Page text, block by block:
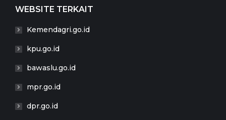
WEBSITE TERKAIT
Kemendagri.go.id
kpu.go.id
bawaslu.go.id
mpr.go.id
dpr.go.id